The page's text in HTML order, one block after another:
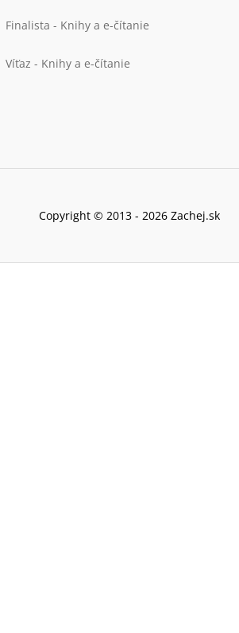
Finalista - Knihy a e-čítanie
Víťaz - Knihy a e-čítanie
Copyright © 2013 - 2026 Zachej.sk